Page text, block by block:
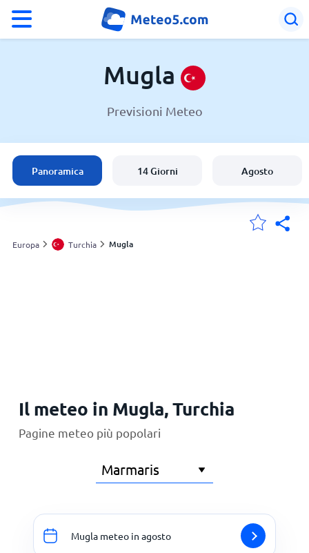
Turchia
Italia
Svizzera
Mugla
Previsioni Meteo
Panoramica 14 Giorni Agosto
Europa Turchia Mugla
Il meteo in Mugla, Turchia
Pagine meteo più popolari
Mugla meteo in agosto